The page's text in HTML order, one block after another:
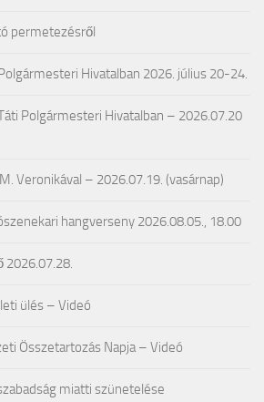
permetezésről
Hivatalban 2026. július 20-24.
Polgármesteri Hivatalban – 2026.07.20
Veronikával – 2026.07.19. (vasárnap)
hangverseny 2026.08.05., 18.00
ülés – Videó
Összetartozás Napja – Videó
miatti szünetelése